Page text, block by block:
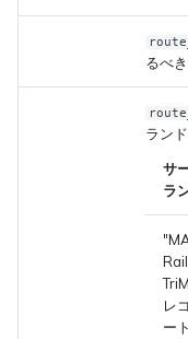
るべ
ラン
サ
ラ
レ
ー